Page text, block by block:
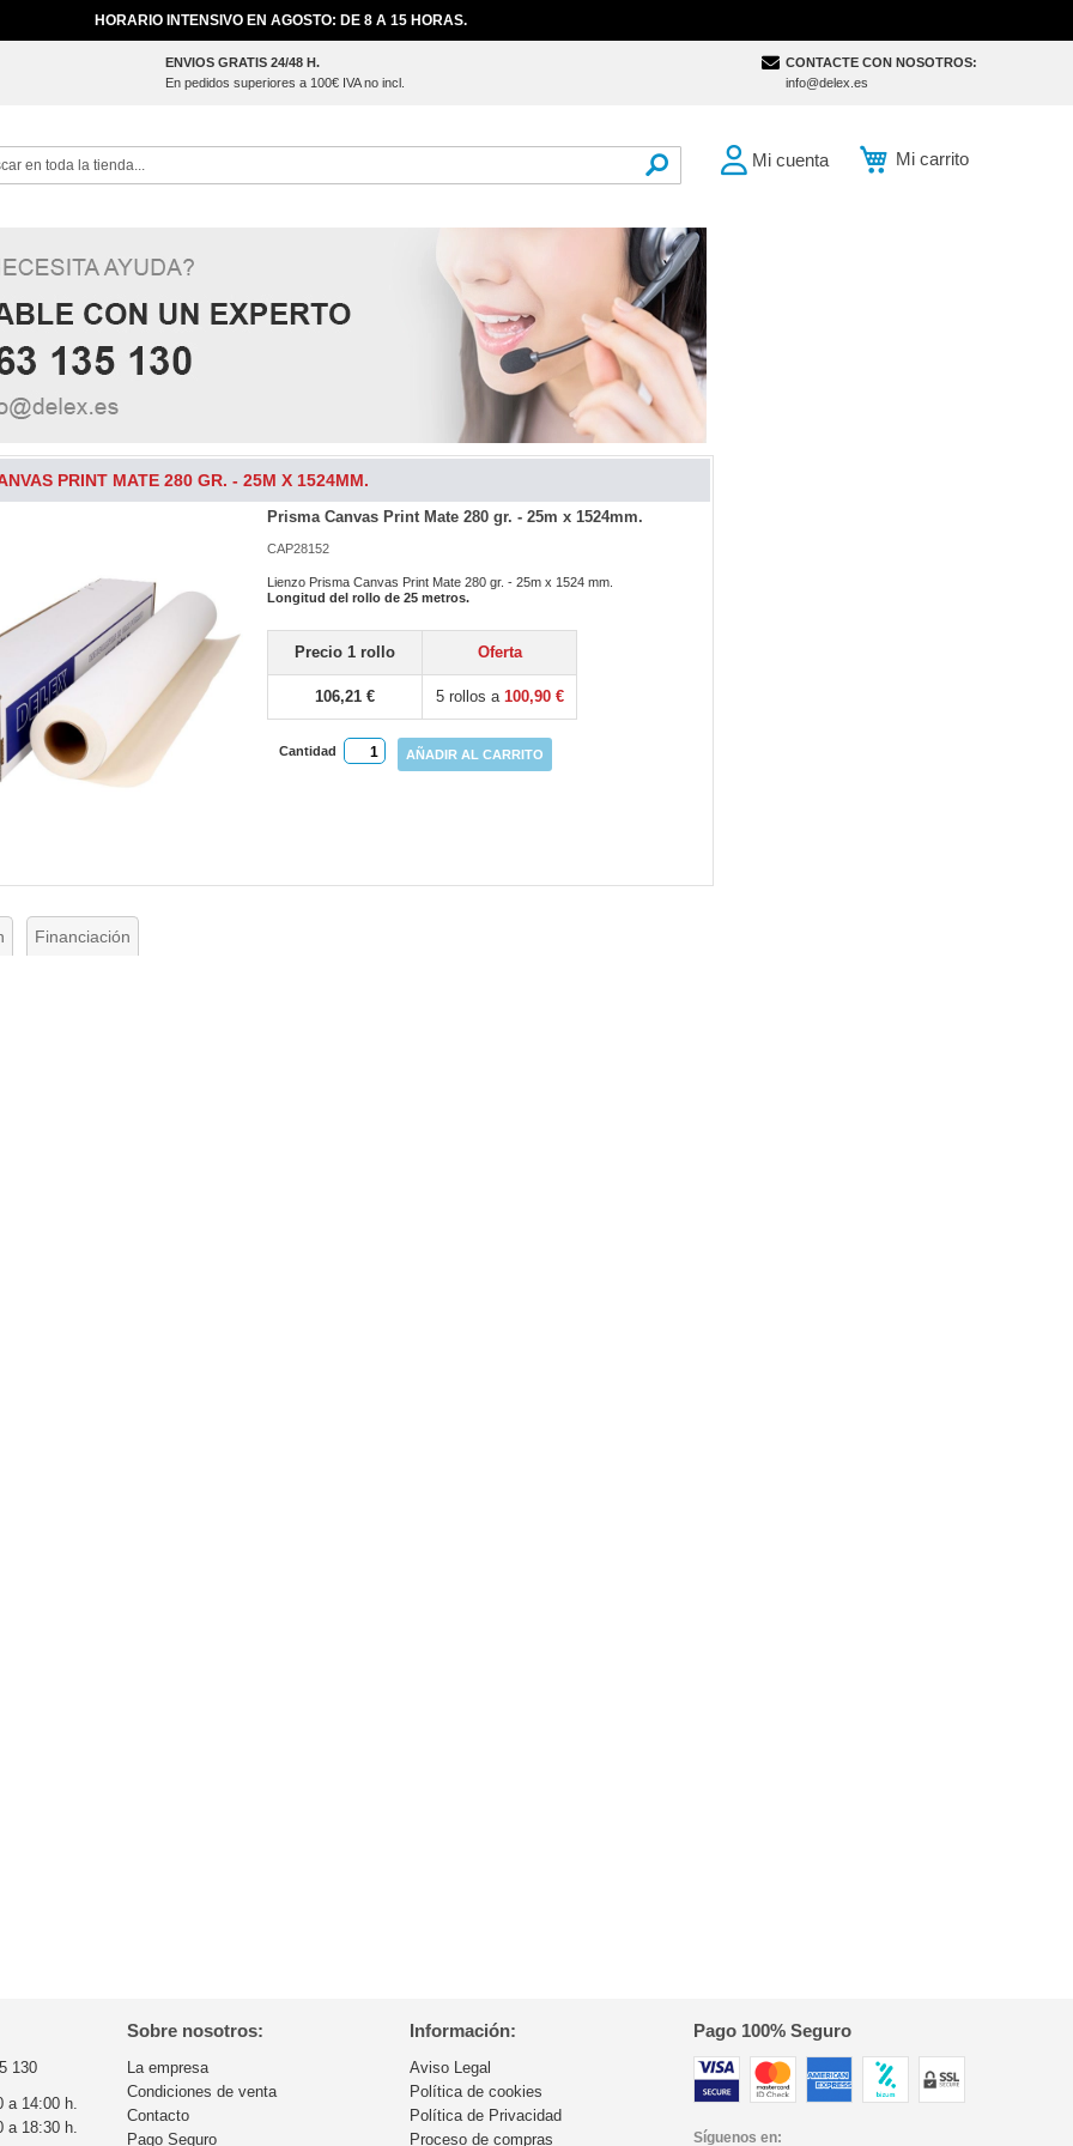
HORARIO INTENSIVO EN AGOSTO: DE 8 A 15 HORAS.
ENVIOS GRATIS 24/48 H.
En pedidos superiores a 100€ IVA no incl.
CONTACTE CON NOSOTROS:
info@delex.es
Mi carrito
Mi cuenta
PRINT MATE 280 GR. - 25M X 1524MM.
Prisma Canvas Print Mate 280 gr. - 25m x 1524mm.
CAP28152
Lienzo Prisma Canvas Print Mate 280 gr. - 25m x 1524 mm.
Longitud del rollo de 25 metros.
Precio 1 rollo Oferta
106,21 € 5 rollos a 100,90 €
Cantidad AÑADIR AL CARRITO
Financiación
130
a 14:00 h.
a 18:30 h.
Sobre nosotros:
La empresa
Condiciones de venta
Contacto
Pago Seguro
Información:
Aviso Legal
Política de cookies
Política de Privacidad
Proceso de compras
Pago 100% Seguro
Síguenos en: